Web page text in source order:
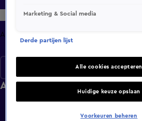
Afleveringen
Afleveringen
Marketing & Social media
Derde partijen lijst
Alle cookies accepteren
Huidige keuze opslaan
Voorkeuren beheren